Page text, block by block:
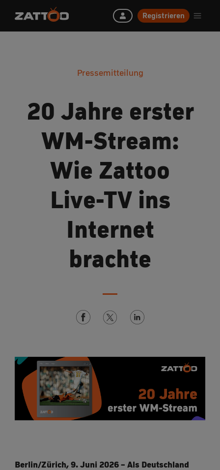
Registrieren
Pressemitteilung
20 Jahre erster
WM-Stream:
Wie Zattoo
Live-TV ins
Internet
brachte
Berlin/Zürich, 9. Juni 2026 – Als Deutschland